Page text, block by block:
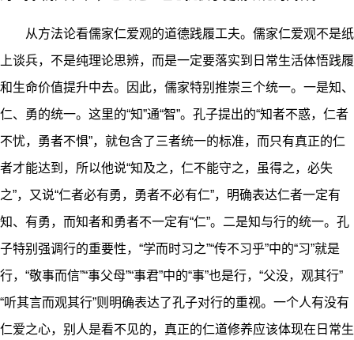
从方法论看儒家仁爱观的道德践履工夫。儒家仁爱观不是纸
上谈兵，不是纯理论思辨，而是一定要落实到日常生活体悟践履
和生命价值提升中去。因此，儒家特别推崇三个统一。一是知、
仁、勇的统一。这里的“知”通“智”。孔子提出的“知者不惑，仁者
不忧，勇者不惧”，就包含了三者统一的标准，而只有真正的仁
者才能达到，所以他说“知及之，仁不能守之，虽得之，必失
之”，又说“仁者必有勇，勇者不必有仁”，明确表达仁者一定有
知、有勇，而知者和勇者不一定有“仁”。二是知与行的统一。孔
子特别强调行的重要性，“学而时习之”“传不习乎”中的“习”就是
行，“敬事而信”“事父母”“事君”中的“事”也是行，“父没，观其行”
“听其言而观其行”则明确表达了孔子对行的重视。一个人有没有
仁爱之心，别人是看不见的，真正的仁道修养应该体现在日常生